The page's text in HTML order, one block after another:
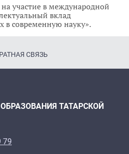
участие в международной
вклад
современную науку».
СВЯЗЬ
ТАТАРСКОЙ
79